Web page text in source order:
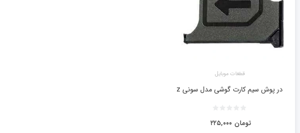
قطعات موبایل
در پوش سیم کارت گوشی مدل سونی z
۲۲۵,۰۰۰ تومان